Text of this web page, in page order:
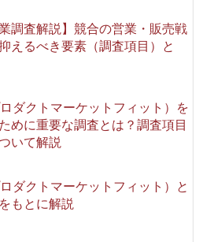
業調査解説】競合の営業・販売戦
えるべき要素（調査項目）と
ダクトマーケットフィット）を
めに重要な調査とは？調査項目
いて解説
ダクトマーケットフィット）と
もとに解説